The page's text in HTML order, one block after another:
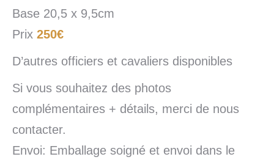
Base 20,5 x 9,5cm
Prix 250€
D’autres officiers et cavaliers disponibles
Si vous souhaitez des photos
complémentaires + détails, merci de nous
contacter.
Envoi: Emballage soigné et envoi dans le